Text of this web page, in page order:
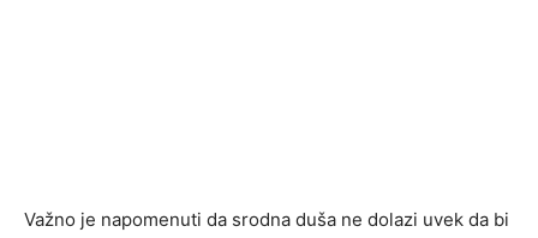
Važno je napomenuti da srodna duša ne dolazi uvek da bi